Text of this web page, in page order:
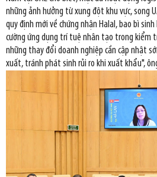
những ảnh hưởng từ xung đột khu vực, song
quy định mới về chứng nhận Halal, bao bì
cường ứng dụng trí tuệ nhân tạo trong kiểm
những thay đổi doanh nghiệp cần cập nhật
xuất, tránh phát sinh rủi ro khi xuất khẩu",